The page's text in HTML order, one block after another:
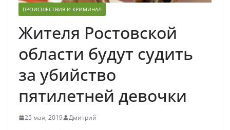
ПРОИСШЕСТВИЯ И КРИМИНАЛ
Жителя Ростовской
области будут судить
за убийство
пятилетней девочки
25 мая, 2019 Дмитрий